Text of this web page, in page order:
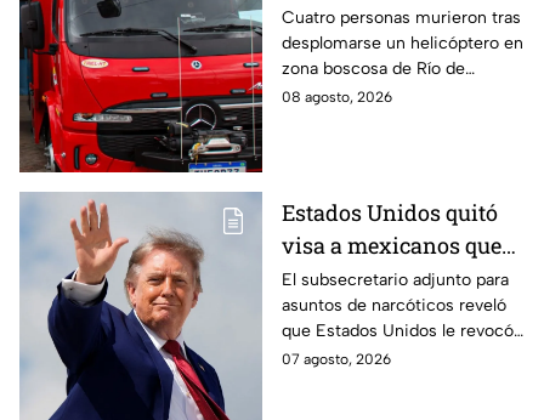
helicóptero en el que
viajaban en zona
boscosa de Río de
Janeiro
Cuatro personas murieron tras
desplomarse un helicóptero en
zona boscosa de Río de
Janeiro; el impacto provocó un
08 agosto, 2026
Estados Unidos quitó
visa a mexicanos que
tienen vínculos con
grupos criminales
El subsecretario adjunto para
asuntos de narcóticos reveló
que Estados Unidos le revocó
la visa a mexicanos con
07 agosto, 2026